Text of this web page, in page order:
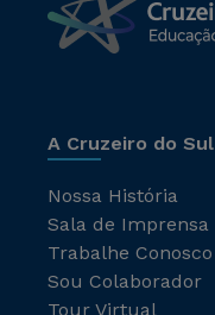
A Cruzeiro do Sul
Nossa História
Sala de Imprensa
Trabalhe Conosco
Sou Colaborador
Tour Virtual